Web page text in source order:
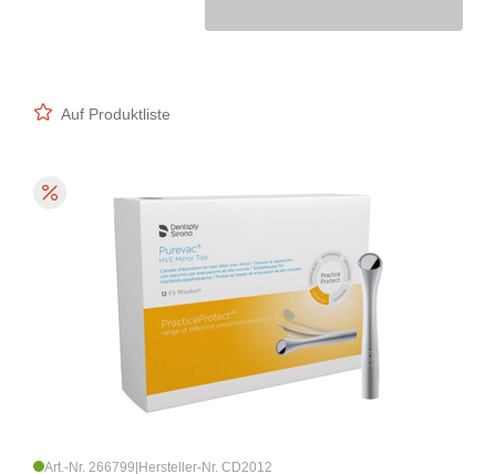
Auf Produktliste
Art.-Nr. 266799 Hersteller-Nr. CD2012